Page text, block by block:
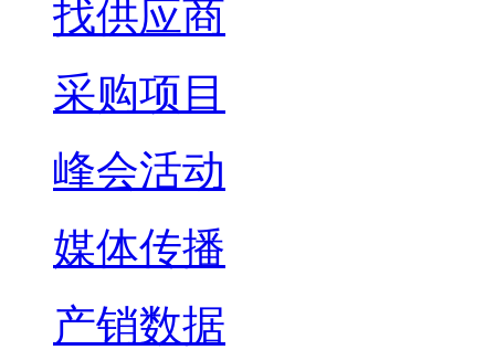
找供应商
采购项目
峰会活动
媒体传播
产销数据